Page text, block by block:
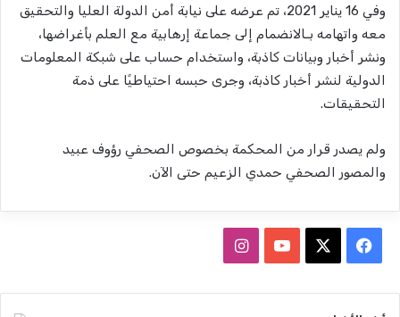
وفي 16 يناير 2021، تم عرضه على نيابة أمن الدولة العليا والتحقيق
معه واتهامه بـالانضمام إلى جماعة إرهابية مع العلم بأغراضها،
ونشر أخبار وبيانات كاذبة، واستخدام حساب على شبكة المعلومات
الدولية لنشر أخبار كاذبة، وجرى حبسه احتياطيًا على ذمة
التحقيقات.
ولم يصدر قرار من المحكمة بخصوص الصحفي رؤوف عبيد
والمصور الصحفي حمدي الزعيم حتى الآن.